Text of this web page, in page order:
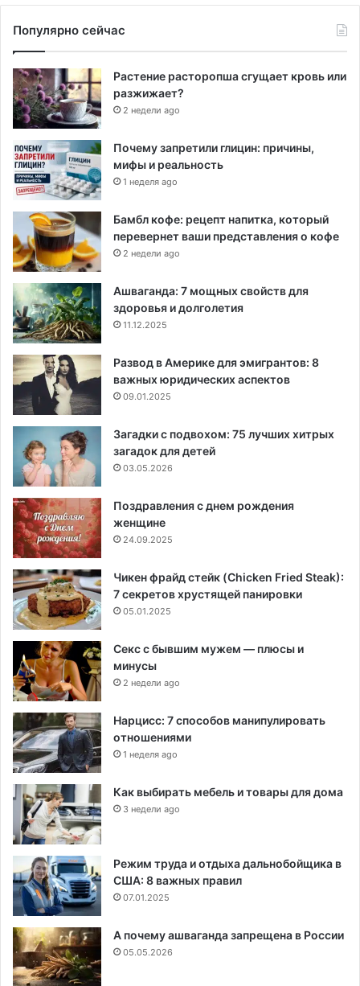
Популярно сейчас
Растение расторопша сгущает кровь или
разжижает?
2 недели ago
Почему запретили глицин: причины,
мифы и реальность
1 неделя ago
Бамбл кофе: рецепт напитка, который
перевернет ваши представления о кофе
2 недели ago
Ашваганда: 7 мощных свойств для
здоровья и долголетия
11.12.2025
Развод в Америке для эмигрантов: 8
важных юридических аспектов
09.01.2025
Загадки с подвохом: 75 лучших хитрых
загадок для детей
03.05.2026
Поздравления с днем рождения
женщине
24.09.2025
Чикен фрайд стейк (Chicken Fried Steak):
7 секретов хрустящей панировки
05.01.2025
Секс с бывшим мужем — плюсы и
минусы
2 недели ago
Нарцисс: 7 способов манипулировать
отношениями
1 неделя ago
Как выбирать мебель и товары для дома
3 недели ago
Режим труда и отдыха дальнобойщика в
США: 8 важных правил
07.01.2025
А почему ашваганда запрещена в России
05.05.2026